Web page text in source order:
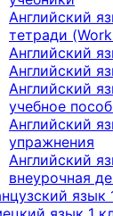
Английский
тетради
Английский
Английский
Английский
учебное
Английский
упражнения
Английский
внеурочная
язык